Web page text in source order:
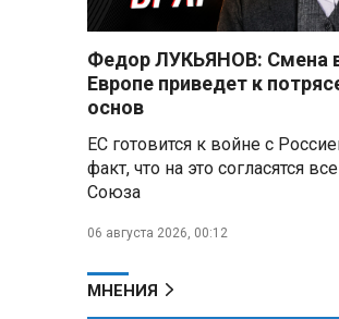
Федор ЛУКЬЯНОВ: Смена
Европе приведет к
основ
ЕС готовится к войне с
факт, что на это согласятся
Союза
06 августа 2026, 00:12
МНЕНИЯ